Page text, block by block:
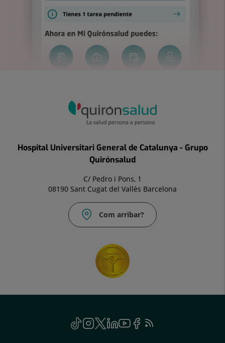
Hospital Universitari General de Catalunya - Grupo
Quirónsalud
C/ Pedro i Pons, 1
08190 Sant Cugat del Vallès Barcelona
Com arribar?
TikTok
Aquest
enllaç
Instagram
Aquest
enllaç
Twitter
Aquest
enllaç
Linkedin
AquestYoutube
Aquest
enllaç
Facebook
Aquest
enllaç
Feed
Aquest